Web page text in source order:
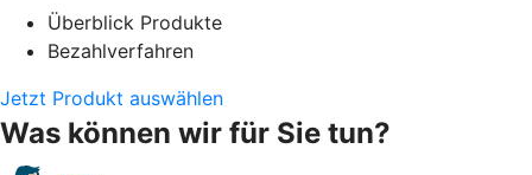
Überblick Produkte
Bezahlverfahren
Jetzt Produkt auswählen
Was können wir für Sie tun?